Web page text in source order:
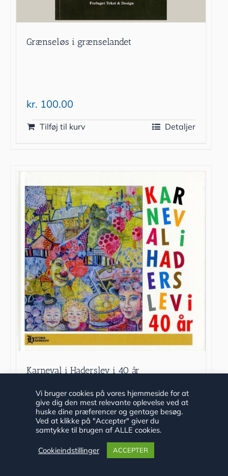
Grænseløs i grænselandet
kr. 100.00
Tilføj til kurv Detaljer
Karneval i Haderslev i 40 år
kr.175.00
Tilføj til kurv
Vi bruger cookies på vores hjemmeside for at
give dig den mest relevante oplevelse ved at
huske dine præferencer og gentage besøg.
Ved at klikke på "Accepter" giver du
samtykke til brugen af ALLE cookies.
Cookieindstillinger ACCEPTER